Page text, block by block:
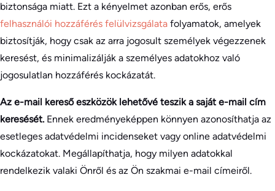
biztonsága miatt. Ezt a kényelmet azonban erős, erős
felhasználói hozzáférés felülvizsgálata folyamatok, amelyek
biztosítják, hogy csak az arra jogosult személyek végezzenek
keresést, és minimalizálják a személyes adatokhoz való
jogosulatlan hozzáférés kockázatát.
Az e-mail kereső eszközök lehetővé teszik a saját e-mail cím
keresését. Ennek eredményeképpen könnyen azonosíthatja az
esetleges adatvédelmi incidenseket vagy online adatvédelmi
kockázatokat. Megállapíthatja, hogy milyen adatokkal
rendelkezik valaki Önről és az Ön szakmai e-mail címeiről.